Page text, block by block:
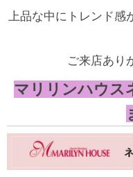
上品な中にトレンド感
ご来店あり
マリリンハウス